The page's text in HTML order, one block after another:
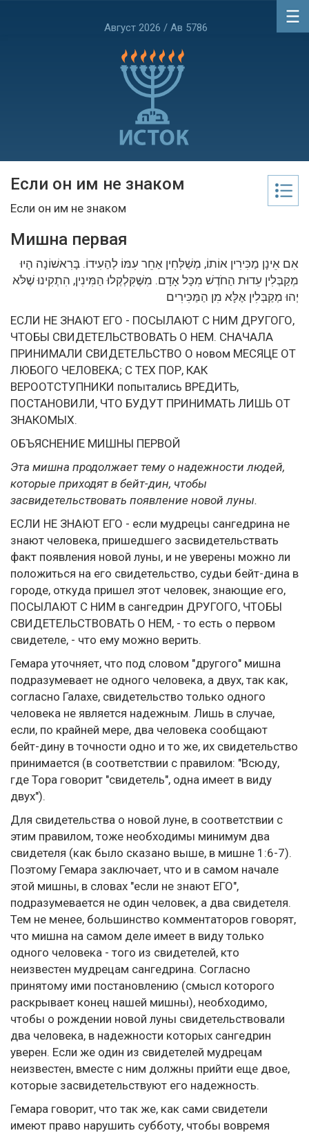
Август 2026 / Ав 5786
Если он им не знаком
Если он им не знаком
Мишна первая
אִם אֵינָן מַכִּירִין אוֹתוֹ, מְשַׁלְּחִין אַחֵר עִמּוֹ לְהַעִידוֹ. בָּרִאשׁוֹנָה הָיוּ
מְקַבְּלִין עֵדוּת הַחֹדֶשׁ מִכָּל אָדָם. מִשֶּׁקִּלְקְלוּ הַמִּינִין, הִתְקִינוּ שֶׁלֹּא
יְהוּ מְקַבְּלִין אֶלָּא מִן הַמַּכִּירִים
ЕСЛИ НЕ ЗНАЮТ ЕГО - ПОСЫЛАЮТ С НИМ ДРУГОГО,
ЧТОБЫ СВИДЕТЕЛЬСТВОВАТЬ О НЕМ. СНАЧАЛА
ПРИНИМАЛИ СВИДЕТЕЛЬСТВО О новом МЕСЯЦЕ ОТ
ЛЮБОГО ЧЕЛОВЕКА; С ТЕХ ПОР, КАК
ВЕРООТСТУПНИКИ попытались ВРЕДИТЬ,
ПОСТАНОВИЛИ, ЧТО БУДУТ ПРИНИМАТЬ ЛИШЬ ОТ
ЗНАКОМЫХ.
ОБЪЯСНЕНИЕ МИШНЫ ПЕРВОЙ
Эта мишна продолжает тему о надежности людей,
которые приходят в бейт-дин, чтобы
засвидетельствовать появление новой луны.
ЕСЛИ НЕ ЗНАЮТ ЕГО - если мудрецы сангедрина не
знают человека, пришедшего засвидетельствать
факт появления новой луны, и не уверены можно ли
положиться на его свидетельство, судьи бейт-дина в
городе, откуда пришел этот человек, знающие его,
ПОСЫЛАЮТ С НИМ в сангедрин ДРУГОГО, ЧТОБЫ
СВИДЕТЕЛЬСТВОВАТЬ О НЕМ, - то есть о первом
свидетеле, - что ему можно верить.
Гемара уточняет, что под словом "другого" мишна
подразумевает не одного человека, а двух, так как,
согласно Галахе, свидетельство только одного
человека не является надежным. Лишь в случае,
если, по крайней мере, два человека сообщают
бейт-дину в точности одно и то же, их свидетельство
принимается (в соответствии с правилом: "Всюду,
где Тора говорит "свидетель", одна имеет в виду
двух").
Для свидетельства о новой луне, в соответствии с
этим правилом, тоже необходимы минимум два
свидетеля (как было сказано выше, в мишне 1:6-7).
Поэтому Гемара заключает, что и в самом начале
этой мишны, в словах "если не знают ЕГО",
подразумевается не один человек, а два свидетеля.
Тем не менее, большинство комментаторов говорят,
что мишна на самом деле имеет в виду только
одного человека - того из свидетелей, кто
неизвестен мудрецам сангедрина. Согласно
принятому ими постановлению (смысл которого
раскрывает конец нашей мишны), необходимо,
чтобы о рождении новой луны свидетельствовали
два человека, в надежности которых сангедрин
уверен. Если же один из свидетелей мудрецам
неизвестен, вместе с ним должны прийти еще двое,
которые засвидетельствуют его надежность.
Гемара говорит, что так же, как сами свидетели
имеют право нарушить субботу, чтобы вовремя